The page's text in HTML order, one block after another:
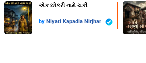
એક છોકરી નામે ચકી
by Niyati Kapadia Nirjhar